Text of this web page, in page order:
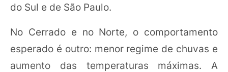
do Sul e de São Paulo.
No Cerrado e no Norte, o comportamento
esperado é outro: menor regime de chuvas e
aumento das temperaturas máximas. A